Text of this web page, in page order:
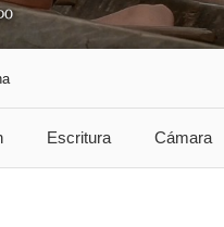
Escritura Cámara